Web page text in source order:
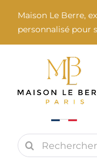
contenu
Maison Le Berre,
personnalisé pour
Maison Le Berre
Rechercher: